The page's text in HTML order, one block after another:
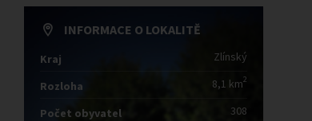
INFORMACE O LOKALITĚ
Kraj Zlínský
Rozloha 8,1 km2
Počet obyvatel 308